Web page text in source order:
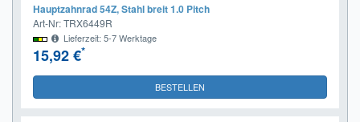
Hauptzahnrad 54Z, Stahl breit 1.0 Pitch
Art-Nr: TRX6449R
Lieferzeit: 5-7 Werktage
15,92 €*
BESTELLEN